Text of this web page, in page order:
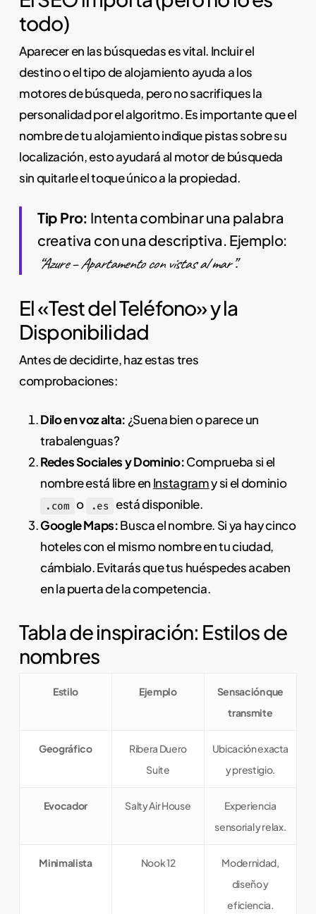
todo)
Aparecer en las búsquedas es vital. Incluir el
destino o el tipo de alojamiento ayuda a los
motores de búsqueda, pero no sacrifiques la
personalidad por el algoritmo. Es importante que el
nombre de tu alojamiento indique pistas sobre su
localización, esto ayudará al motor de búsqueda
sin quitarle el toque único a la propiedad.
Tip Pro: Intenta combinar una palabra
creativa con una descriptiva. Ejemplo:
“Azure – Apartamento con vistas al mar”.
El «Test del Teléfono» y la
Disponibilidad
Antes de decidirte, haz estas tres
comprobaciones:
Dilo en voz alta: ¿Suena bien o parece un
trabalenguas?
Redes Sociales y Dominio:Comprueba si el
nombre está libre en Instagramy si el dominio
.com o .es está disponible.
Google Maps:Busca el nombre. Si ya hay cinco
hoteles con el mismo nombre en tu ciudad,
cámbialo. Evitarás que tus huéspedes acaben
en la puerta de la competencia.
Tabla de inspiración: Estilos de
nombres
Estilo Ejemplo
Sensación que
transmite
Geográfico
Ribera Duero
Suite
Ubicación exacta
y prestigio.
Evocador Salty Air House
Experiencia
sensorial y relax.
Minimalista Nook 12
Modernidad,
diseño y
eficiencia.